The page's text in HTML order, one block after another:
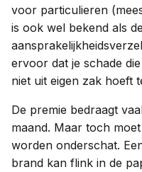
voor particulieren
is ook wel bekend als
ervoor dat je schade
niet uit eigen zak hoeft
De premie bedraagt
maand. Maar toch
worden onderschat.
brand kan flink in de